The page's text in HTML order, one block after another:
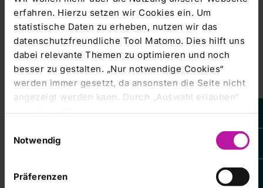
erfahren. Hierzu setzen wir Cookies ein. Um
statistische Daten zu erheben, nutzen wir das
datenschutzfreundliche Tool Matomo. Dies hilft uns
dabei relevante Themen zu optimieren und noch
besser zu gestalten. „Nur notwendige Cookies“
werden immer gesetzt, da ansonsten die Seite nicht
angezeigt werden kann. Durch „Auswahl erlauben“
bestätigen Sie entsprechend ausgewählte
erlauben Sie alle eingesetzten Cookies. Sie können
Ihre
Einstellungen anpassen. Weitere Informationen
finden Sie auch in unserer
Datenschutzerklärung
Notwendig
Präferenzen
Erwerb von Aktien durch Ausübung von Bezugsrechten
Angaben zum veröffentlichungspflichtigen Unternehmen
97616 Bad Neustadt a.d.Saale